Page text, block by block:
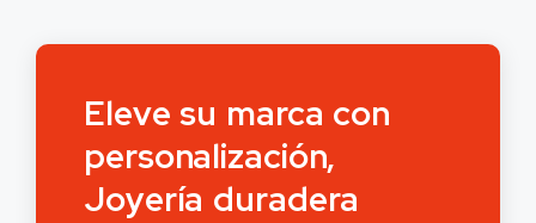
Eleve su marca con
personalización,
Joyería duradera